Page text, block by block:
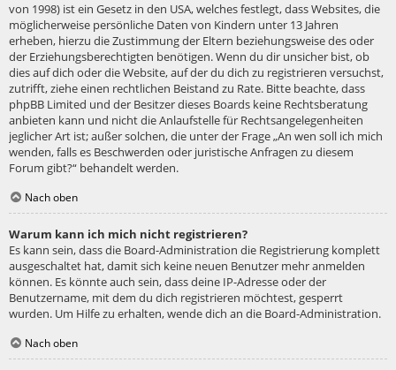
von 1998) ist ein Gesetz in den USA, welches festlegt, dass Websites, die
möglicherweise persönliche Daten von Kindern unter 13 Jahren
erheben, hierzu die Zustimmung der Eltern beziehungsweise des oder
der Erziehungsberechtigten benötigen. Wenn du dir unsicher bist, ob
dies auf dich oder die Website, auf der du dich zu registrieren versuchst,
zutrifft, ziehe einen rechtlichen Beistand zu Rate. Bitte beachte, dass
phpBB Limited und der Besitzer dieses Boards keine Rechtsberatung
anbieten kann und nicht die Anlaufstelle für Rechtsangelegenheiten
jeglicher Art ist; außer solchen, die unter der Frage „An wen soll ich mich
wenden, falls es Beschwerden oder juristische Anfragen zu diesem
Forum gibt?“ behandelt werden.
Nach oben
Warum kann ich mich nicht registrieren?
Es kann sein, dass die Board-Administration die Registrierung komplett
ausgeschaltet hat, damit sich keine neuen Benutzer mehr anmelden
können. Es könnte auch sein, dass deine IP-Adresse oder der
Benutzername, mit dem du dich registrieren möchtest, gesperrt
wurden. Um Hilfe zu erhalten, wende dich an die Board-Administration.
Nach oben